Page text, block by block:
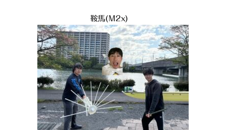
鞍馬(M2x)